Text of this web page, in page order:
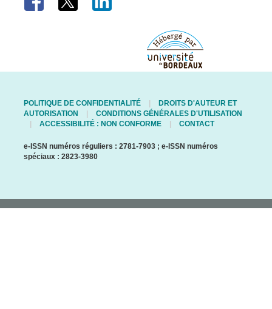
POLITIQUE DE CONFIDENTIALITÉ
DROITS D'AUTEUR ET
AUTORISATION
CONDITIONS GÉNÉRALES D'UTILISATION
ACCESSIBILITÉ : NON CONFORME
CONTACT
e-ISSN numéros réguliers : 2781-7903 ; e-ISSN numéros
spéciaux : 2823-3980